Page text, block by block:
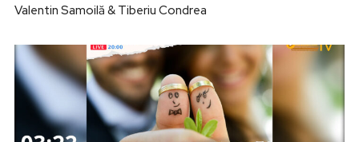
Valentin Samoilă & Tiberiu Condrea